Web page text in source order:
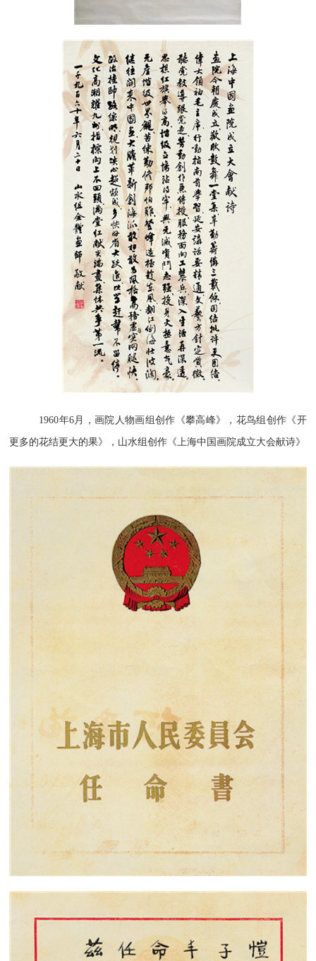
1960年6月，画院人物画组创作《攀高峰》，花鸟组创作《开
更多的花结更大的果》，山水组创作《上海中国画院成立大会献诗》